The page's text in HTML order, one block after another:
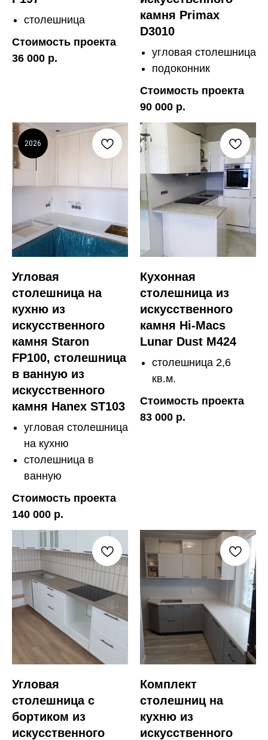
столешница
Стоимость проекта
36 000 р.
камня Primax
D3010
угловая столешница
подоконник
Стоимость проекта
90 000 р.
2026
Угловая
столешница на
кухню из
искусственного
камня Staron
FP100, столешница
в ванную из
искусственного
камня Hanex ST103
угловая столешница
на кухню
столешница в
ванную
Стоимость проекта
140 000 р.
Кухонная
столешница из
искусственного
камня Hi-Macs
Lunar Dust M424
столешница 2,6
кв.м.
Стоимость проекта
83 000 р.
Угловая
столешница с
бортиком из
искусственного
Комплект
столешниц на
кухню из
искусственного